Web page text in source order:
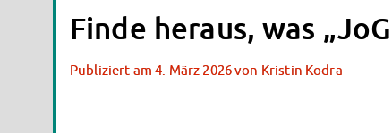
Finde heraus, was
Publiziert am 4. März 2026von Kristin Kodra